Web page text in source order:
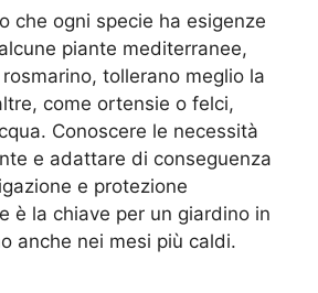
che ogni specie ha esigenze
piante mediterranee,
tollerano meglio la
come ortensie o felci,
Conoscere le necessità
e adattare di conseguenza
e protezione
è la chiave per un giardino in
anche nei mesi più caldi.